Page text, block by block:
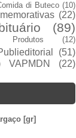
di Buteco (10)
(22)
(89)
Produtos (12)
(51)
VAPMDN (22)
[gr]